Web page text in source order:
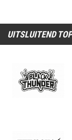
UITSLUITEND